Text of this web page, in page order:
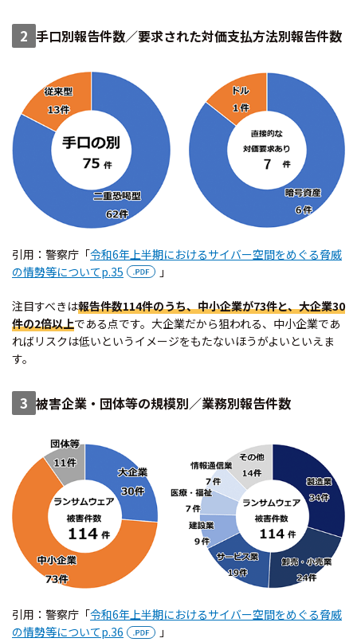
2 手口別報告件数／要求された対価支払方法別報告件数
引用：警察庁「令和6年上半期におけるサイバー空間をめぐる脅威
の情勢等についてp.35
」
注目すべきは報告件数114件のうち、中小企業が73件と、大企業30
件の2倍以上である点です。大企業だから狙われる、中小企業であ
ればリスクは低いというイメージをもたないほうがよいといえま
す。
3 被害企業・団体等の規模別／業務別報告件数
引用：警察庁「令和6年上半期におけるサイバー空間をめぐる脅威
の情勢等についてp.36
」